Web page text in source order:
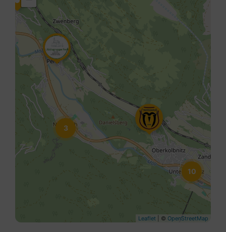
3
10
Leaflet | © OpenStreetMap